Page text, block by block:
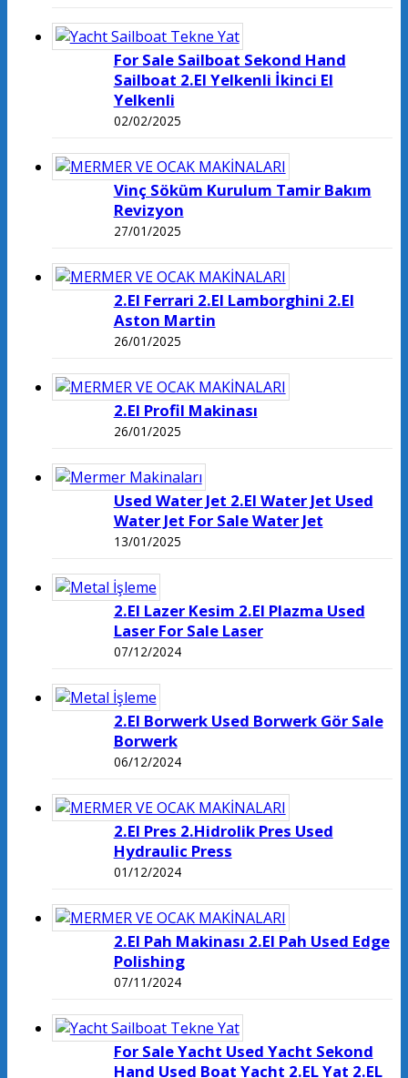
For Sale Sailboat Sekond Hand
Sailboat 2.El Yelkenli İkinci El
Yelkenli
02/02/2025
Vinç Söküm Kurulum Tamir Bakım
Revizyon
27/01/2025
2.El Ferrari 2.El Lamborghini 2.El
Aston Martin
26/01/2025
2.El Profil Makinası
26/01/2025
Used Water Jet 2.El Water Jet Used
Water Jet For Sale Water Jet
13/01/2025
2.El Lazer Kesim 2.El Plazma Used
Laser For Sale Laser
07/12/2024
2.El Borwerk Used Borwerk Gör Sale
Borwerk
06/12/2024
2.El Pres 2.Hidrolik Pres Used
Hydraulic Press
01/12/2024
2.El Pah Makinası 2.El Pah Used Edge
Polishing
07/11/2024
For Sale Yacht Used Yacht Sekond
Hand Used Boat Yacht 2.EL Yat 2.EL